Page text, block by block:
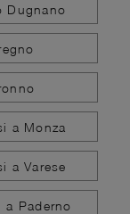
Dugnano
a Monza
a Varese
Paderno